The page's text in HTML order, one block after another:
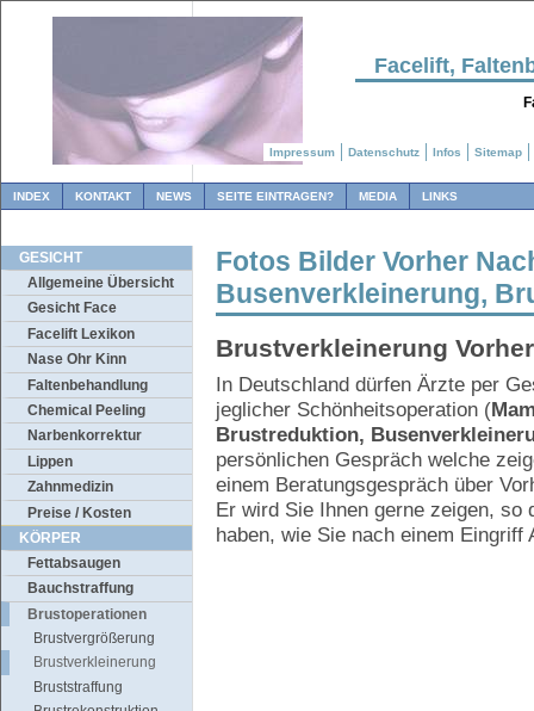
Facelift,
INDEX KONTAKT NEWS SEITE EINTRAGEN? MEDIA LINKS
GESICHT
Allgemeine Übersicht
Gesicht Face
Facelift Lexikon
Nase Ohr Kinn
Faltenbehandlung
Chemical Peeling
Narbenkorrektur
Lippen
Zahnmedizin
Preise / Kosten
KÖRPER
Fettabsaugen
Bauchstraffung
Brustoperationen
Brustvergrößerung
Brustverkleinerung
Bruststraffung
Fotos Bilder Vorher
Busenverkleinerung,
Brustverkleinerung
In Deutschland dürfen Ärzte per
jeglicher Schönheitsoperation (
Brustreduktion,
persönlichen Gespräch welche
einem Beratungsgespräch über
Er wird Sie Ihnen gerne zeigen, so
haben, wie Sie nach einem Eingriff
Impressum Datenschutz Infos Sitemap